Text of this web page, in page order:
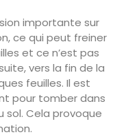
importante sur
ce qui peut freiner
et ce n’est pas
vers la fin de la
feuilles. Il est
pour tomber dans
sol. Cela provoque